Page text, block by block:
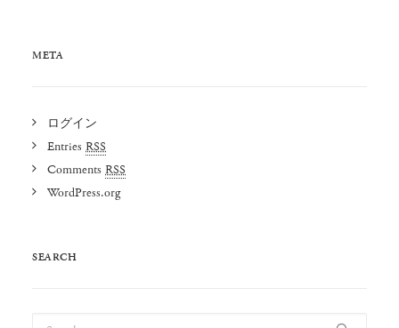
META
ログイン
Entries RSS
Comments RSS
WordPress.org
SEARCH